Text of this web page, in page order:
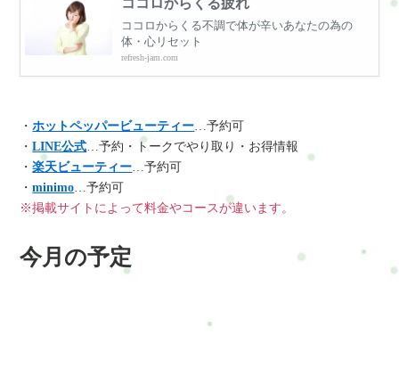
ココロからくる不調で体が辛いあなたの為の
体・心リセット
refresh-jam.com
・ホットペッパービューティー …予約可
・LINE公式 …予約・トークでやり取り・お得情報
・楽天ビューティー …予約可
・minimo …予約可
※掲載サイトによって料金やコースが違います。
今月の予定